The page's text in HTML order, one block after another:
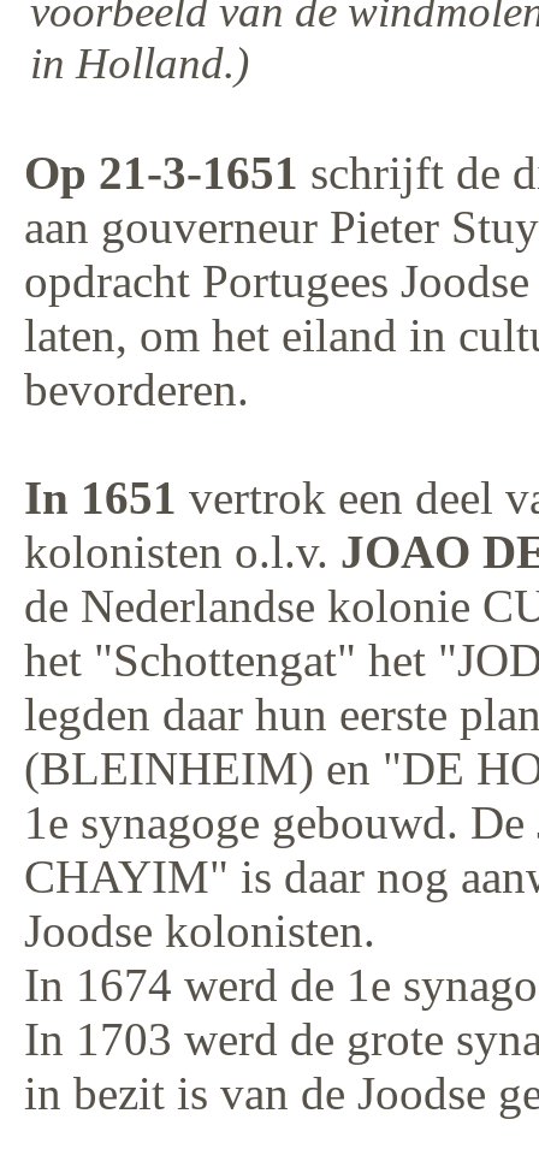
voorbeeld van de
in Holland.)
Op 21-3-1651 schrijft de
aan gouverneur Pieter
opdracht Portugees
laten, om het eiland in
bevorderen.
In 1651 vertrok een deel
kolonisten o.l.v. JOAO
de Nederlandse kolonie
het "Schottengat" het
legden daar hun eerste
(BLEINHEIM) en "DE
1e synagoge gebouwd.
CHAYIM" is daar nog
Joodse kolonisten.
In 1674 werd de 1e
In 1703 werd de grote
in bezit is van de Joodse